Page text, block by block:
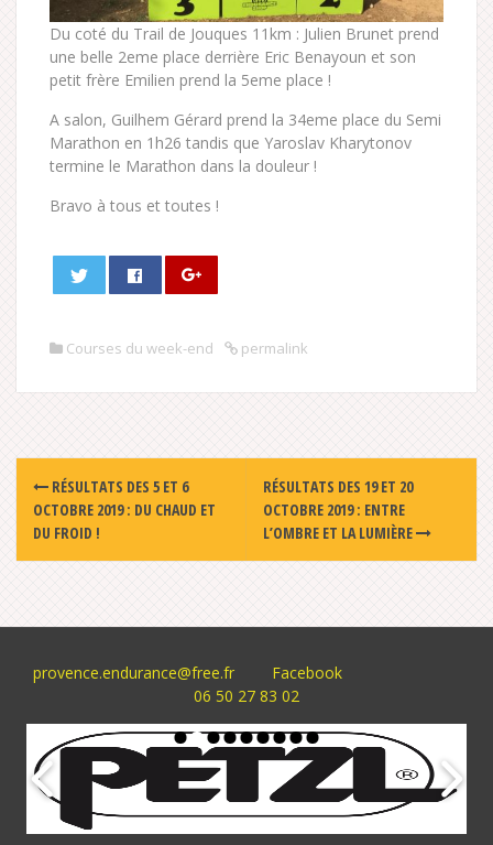
Du coté du Trail de Jouques 11km : Julien Brunet prend
une belle 2eme place derrière Eric Benayoun et son
petit frère Emilien prend la 5eme place !
A salon, Guilhem Gérard prend la 34eme place du Semi
Marathon en 1h26 tandis que Yaroslav Kharytonov
termine le Marathon dans la douleur !
Bravo à tous et toutes !
Courses du week-end permalink
Post
navigation
RÉSULTATS DES 5 ET 6
OCTOBRE 2019 : DU CHAUD ET
DU FROID !
RÉSULTATS DES 19 ET 20
OCTOBRE 2019 : ENTRE
L’OMBRE ET LA LUMIÈRE
provence.endurance@free.fr
Facebook
06 50 27 83 02